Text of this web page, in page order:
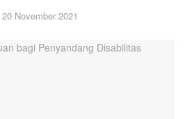
20 November 2021